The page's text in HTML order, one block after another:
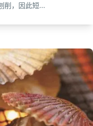
削，因此短...